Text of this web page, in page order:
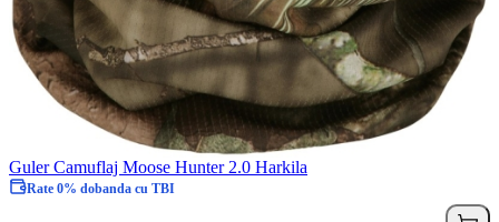
Guler Camuflaj Moose Hunter 2.0 Harkila
Rate 0% dobanda cu TBI